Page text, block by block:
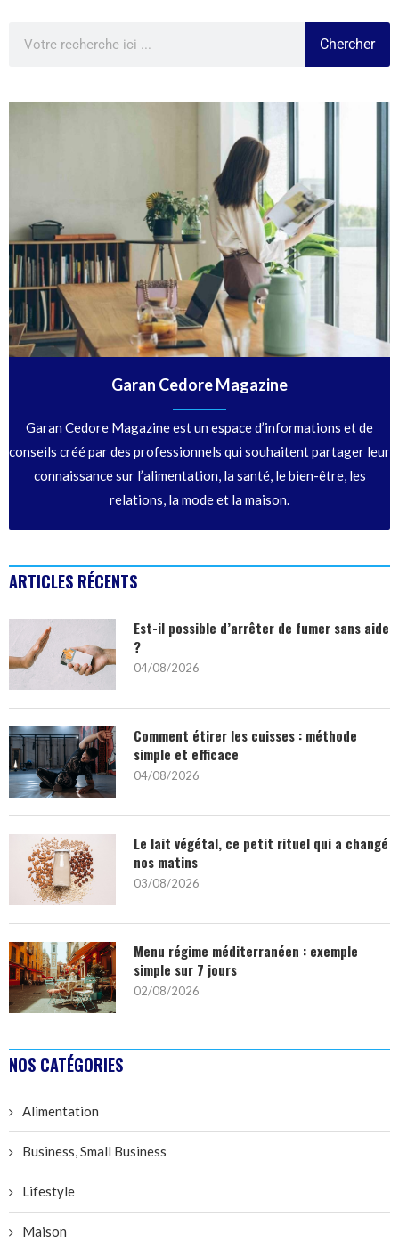
Chercher
Garan Cedore Magazine
Garan Cedore Magazine est un espace d’informations et de
conseils créé par des professionnels qui souhaitent partager leur
connaissance sur l’alimentation, la santé, le bien-être, les
relations, la mode et la maison.
ARTICLES RÉCENTS
Est-il possible d’arrêter de fumer sans aide
?
04/08/2026
Comment étirer les cuisses : méthode
simple et efficace
04/08/2026
Le lait végétal, ce petit rituel qui a changé
nos matins
03/08/2026
Menu régime méditerranéen : exemple
simple sur 7 jours
02/08/2026
NOS CATÉGORIES
Alimentation
Business, Small Business
Lifestyle
Maison